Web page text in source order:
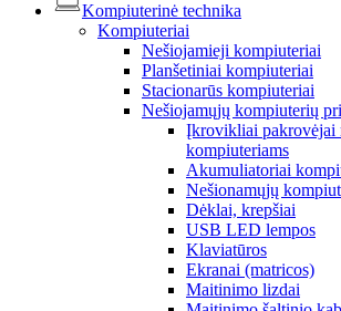
Kompiuterinė technika
Kompiuteriai
Nešiojamieji kompiuteriai
Planšetiniai kompiuteriai
Stacionarūs kompiuteriai
Nešiojamųjų kompiuterių
Įkrovikliai pakrovėjai
kompiuteriams
Akumuliatoriai
Nešionamųjų
Dėklai, krepšiai
USB LED lempos
Klaviatūros
Ekranai (matricos)
Maitinimo lizdai